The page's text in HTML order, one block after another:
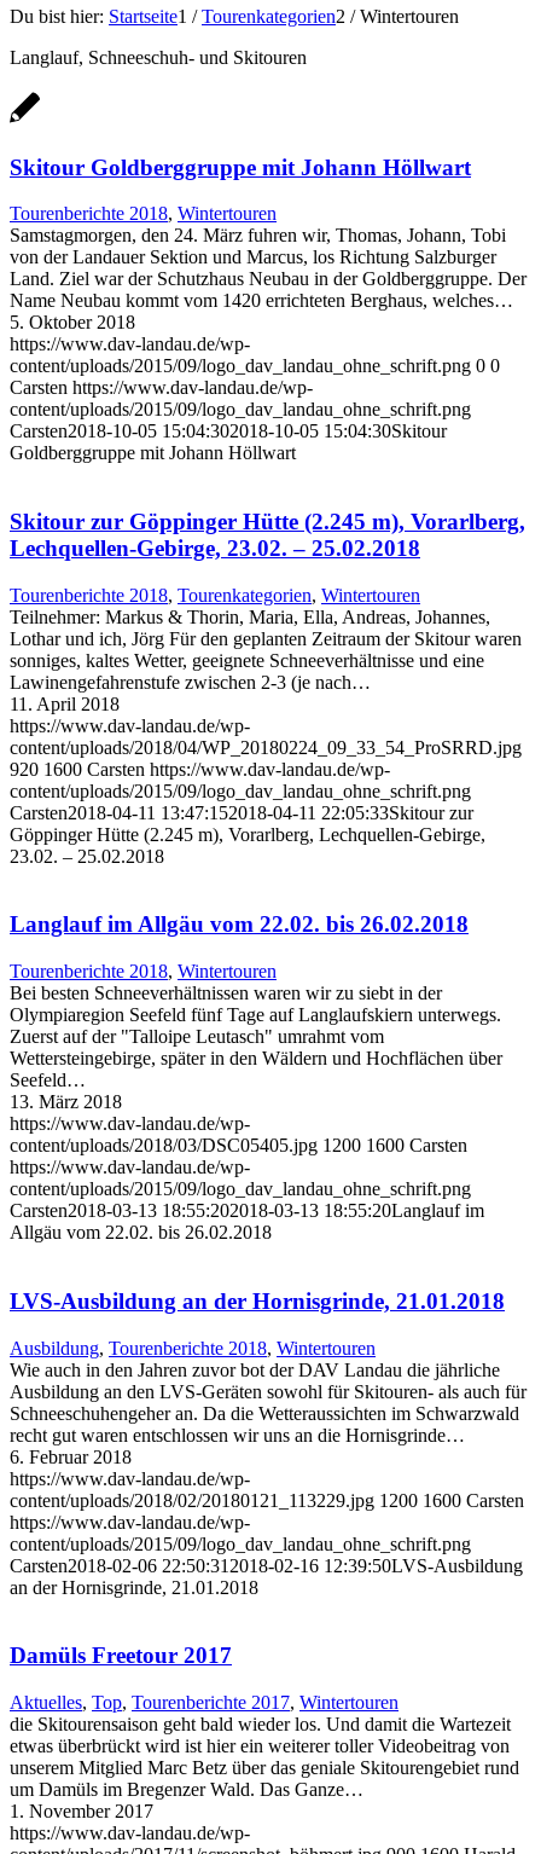
Du bist hier: Startseite1 / Tourenkategorien2 / Wintertouren
Langlauf, Schneeschuh- und Skitouren
Skitour Goldberggruppe mit Johann Höllwart
Tourenberichte 2018, Wintertouren
Samstagmorgen, den 24. März fuhren wir, Thomas, Johann, Tobi
von der Landauer Sektion und Marcus, los Richtung Salzburger
Land. Ziel war der Schutzhaus Neubau in der Goldberggruppe. Der
Name Neubau kommt vom 1420 errichteten Berghaus, welches…
5. Oktober 2018
https://www.dav-landau.de/wp-
content/uploads/2015/09/logo_dav_landau_ohne_schrift.png 0 0
Carsten https://www.dav-landau.de/wp-
content/uploads/2015/09/logo_dav_landau_ohne_schrift.png
Carsten2018-10-05 15:04:302018-10-05 15:04:30Skitour
Goldberggruppe mit Johann Höllwart
Skitour zur Göppinger Hütte (2.245 m), Vorarlberg,
Lechquellen-Gebirge, 23.02. – 25.02.2018
Tourenberichte 2018, Tourenkategorien, Wintertouren
Teilnehmer: Markus & Thorin, Maria, Ella, Andreas, Johannes,
Lothar und ich, Jörg Für den geplanten Zeitraum der Skitour waren
sonniges, kaltes Wetter, geeignete Schneeverhältnisse und eine
Lawinengefahrenstufe zwischen 2-3 (je nach…
11. April 2018
https://www.dav-landau.de/wp-
content/uploads/2018/04/WP_20180224_09_33_54_ProSRRD.jpg
920 1600 Carsten https://www.dav-landau.de/wp-
content/uploads/2015/09/logo_dav_landau_ohne_schrift.png
Carsten2018-04-11 13:47:152018-04-11 22:05:33Skitour zur
Göppinger Hütte (2.245 m), Vorarlberg, Lechquellen-Gebirge,
23.02. – 25.02.2018
Langlauf im Allgäu vom 22.02. bis 26.02.2018
Tourenberichte 2018, Wintertouren
Bei besten Schneeverhältnissen waren wir zu siebt in der
Olympiaregion Seefeld fünf Tage auf Langlaufskiern unterwegs.
Zuerst auf der "Talloipe Leutasch" umrahmt vom
Wettersteingebirge, später in den Wäldern und Hochflächen über
Seefeld…
13. März 2018
https://www.dav-landau.de/wp-
content/uploads/2018/03/DSC05405.jpg 1200 1600 Carsten
https://www.dav-landau.de/wp-
content/uploads/2015/09/logo_dav_landau_ohne_schrift.png
Carsten2018-03-13 18:55:202018-03-13 18:55:20Langlauf im
Allgäu vom 22.02. bis 26.02.2018
LVS-Ausbildung an der Hornisgrinde, 21.01.2018
Ausbildung, Tourenberichte 2018, Wintertouren
Wie auch in den Jahren zuvor bot der DAV Landau die jährliche
Ausbildung an den LVS-Geräten sowohl für Skitouren- als auch für
Schneeschuhengeher an. Da die Wetteraussichten im Schwarzwald
recht gut waren entschlossen wir uns an die Hornisgrinde…
6. Februar 2018
https://www.dav-landau.de/wp-
content/uploads/2018/02/20180121_113229.jpg 1200 1600 Carsten
https://www.dav-landau.de/wp-
content/uploads/2015/09/logo_dav_landau_ohne_schrift.png
Carsten2018-02-06 22:50:31 2018-02-16 12:39:50LVS-Ausbildung
an der Hornisgrinde, 21.01.2018
Damüls Freetour 2017
Aktuelles, Top, Tourenberichte 2017, Wintertouren
die Skitourensaison geht bald wieder los. Und damit die Wartezeit
etwas überbrückt wird ist hier ein weiterer toller Videobeitrag von
unserem Mitglied Marc Betz über das geniale Skitourengebiet rund
um Damüls im Bregenzer Wald. Das Ganze…
1. November 2017
https://www.dav-landau.de/wp-